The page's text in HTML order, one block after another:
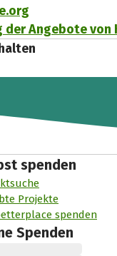
der Angebote
spenden
Projekte
spenden
Spenden